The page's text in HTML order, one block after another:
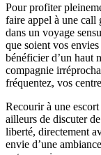
Pour profiter
faire appel à une call
dans un voyage
que soient vos
bénéficier d’un haut
compagnie
fréquentez, vos
Recourir à une
ailleurs de discuter
liberté, directement
envie d’une